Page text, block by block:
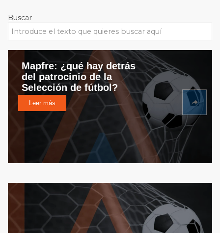
Buscar
Mapfre: ¿qué hay detrás
del patrocinio de la
Selección de fútbol?
Leer más